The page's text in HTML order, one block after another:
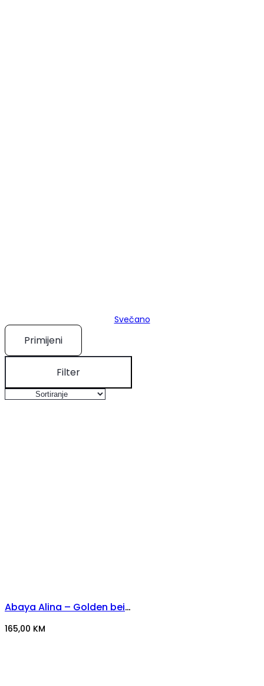
Svečano
Primijeni
Filter
Abaya Alina – Golden beige
165,00 KM